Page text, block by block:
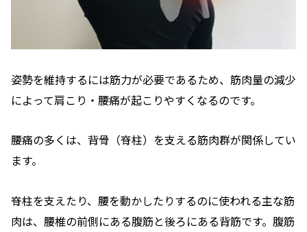
姿勢を維持するには筋力が必要であるため、筋肉量の減少
によって肩こり・腰痛が起こりやすくなるのです。
腰痛の多くは、背骨（脊柱）を支える筋肉群が関係してい
ます。
脊柱を支えたり、腰を動かしたりするのに使われる主な筋
肉は、腰椎の前側にある腹筋と後ろにある背筋です。腹筋